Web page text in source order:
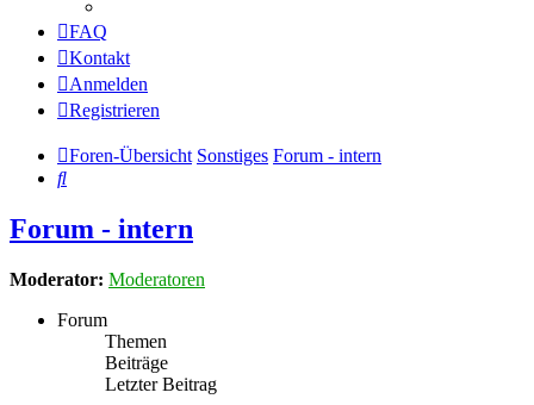
FAQ
Kontakt
Anmelden
Registrieren
Foren-Übersicht Sonstiges Forum - intern
Suche
Forum - intern
Moderator: Moderatoren
Forum
Themen
Beiträge
Letzter Beitrag